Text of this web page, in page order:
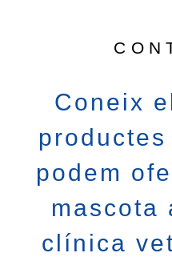
Coneix
podem
mascota
clínica